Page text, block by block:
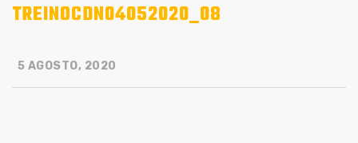
TREINOCDN04052020_08
5 AGOSTO, 2020